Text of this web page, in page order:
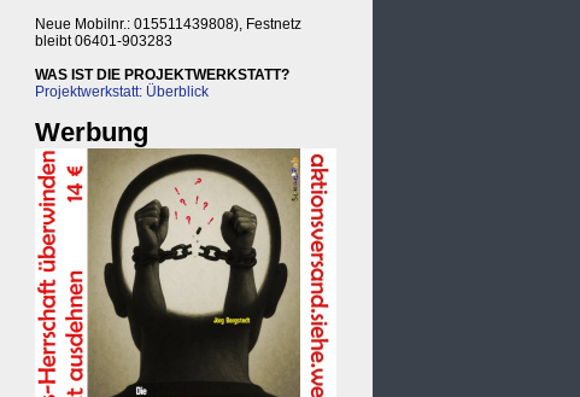
Neue Mobilnr.: 015511439808), Festnetz
bleibt 06401-903283
WAS IST DIE PROJEKTWERKSTATT?
Projektwerkstatt: Überblick
Werbung